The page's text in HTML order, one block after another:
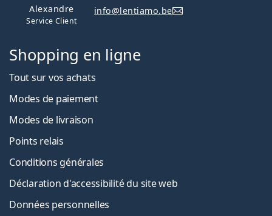
Alexandre
Service Client
info@lentiamo.be
Shopping en ligne
Tout sur vos achats
Modes de paiement
Modes de livraison
Points relais
Conditions générales
Déclaration d'accessibilité du site web
Données personnelles